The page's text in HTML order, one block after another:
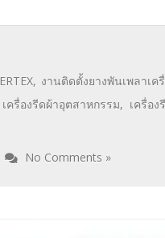
, งานติดตั้งยางพันเพลาเค
เครื่องรีดผ้าอุตสาหกรรม, เครื่อ
No Comments »